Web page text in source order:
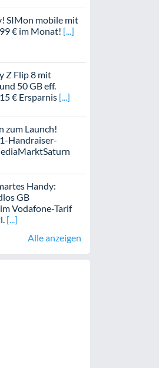
SIMon mobile mit
€ im Monat!
Z Flip 8 mit
50 GB eff.
€ Ersparnis
zum Launch!
Handraiser-
Handy:
GB
Vodafone-Tarif
Alle anzeigen